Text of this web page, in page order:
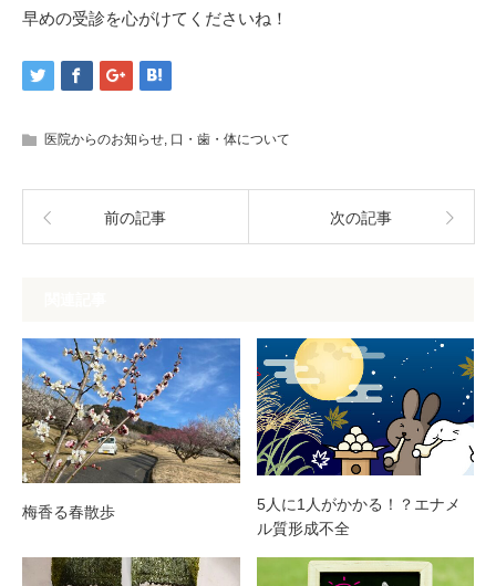
早めの受診を心がけてくださいね！
医院からのお知らせ, 口・歯・体について
前の記事 次の記事
梅香る春散歩
5人に1人がかかる！？エナメ
ル質形成不全